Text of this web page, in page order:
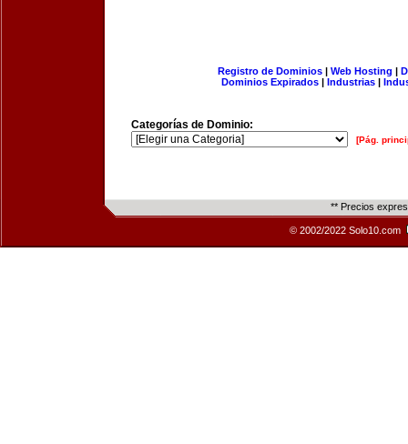
Registro de Dominios| Web Hosting |
Dominios Expirados | Industrias |
Categorías de Dominio:
[Pág.
** Precios
© 2002/2022 Solo10.com